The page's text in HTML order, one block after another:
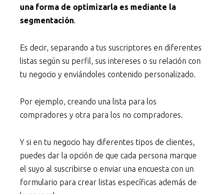
una forma de optimizarla es mediante la
segmentación
Es decir, separando a tus suscriptores en diferentes
listas según su perfil, sus intereses o su relación con
tu negocio y enviándoles contenido personalizado.
Por ejemplo, creando una lista para los
compradores y otra para los no compradores.
Y si en tu negocio hay diferentes tipos de clientes,
puedes dar la opción de que cada persona marque
el suyo al suscribirse o enviar una encuesta con un
formulario para crear listas específicas además de